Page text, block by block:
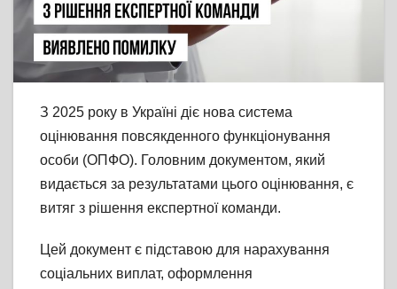
З 2025 року в Україні діє нова система
оцінювання повсякденного функціонування
особи (ОПФО). Головним документом, який
видається за результатами цього оцінювання, є
витяг з рішення експертної команди.
Цей документ є підставою для нарахування
соціальних виплат, оформлення